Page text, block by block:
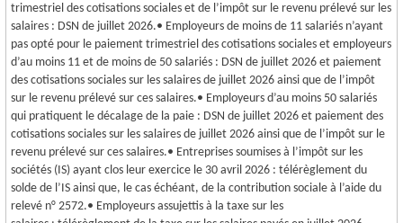
trimestriel des cotisations sociales et de l’impôt sur le revenu prélevé sur les
salaires : DSN de juillet 2026.• Employeurs de moins de 11 salariés n’ayant
pas opté pour le paiement trimestriel des cotisations sociales et employeurs
d’au moins 11 et de moins de 50 salariés : DSN de juillet 2026 et paiement
des cotisations sociales sur les salaires de juillet 2026 ainsi que de l’impôt
sur le revenu prélevé sur ces salaires.• Employeurs d’au moins 50 salariés
qui pratiquent le décalage de la paie : DSN de juillet 2026 et paiement des
cotisations sociales sur les salaires de juillet 2026 ainsi que de l’impôt sur le
revenu prélevé sur ces salaires.• Entreprises soumises à l’impôt sur les
sociétés (IS) ayant clos leur exercice le 30 avril 2026 : télérèglement du
solde de l’IS ainsi que, le cas échéant, de la contribution sociale à l’aide du
relevé n° 2572.• Employeurs assujettis à la taxe sur les